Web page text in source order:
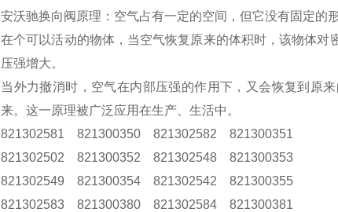
安沃驰换向阀原理：空气占有一定的空间，但它没有固定的
在个可以活动的物体，当空气恢复原来的体积时，该物体
压强增大。
当外力撤消时，空气在内部压强的作用下，又会恢复到原
来。这一原理被广泛应用在生产、生活中。
821302581 821300350 821302582 821300351
821302502 821300352 821302548 821300353
821302549 821300354 821302542 821300355
821302583 821300380 821302584 821300381